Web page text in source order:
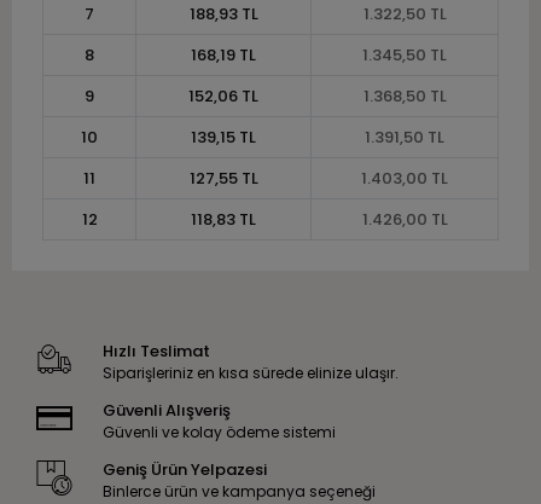
7
188,93 TL
1.322,50 TL
8
168,19 TL
1.345,50 TL
9
152,06 TL
1.368,50 TL
10
139,15 TL
1.391,50 TL
11
127,55 TL
1.403,00 TL
12
118,83 TL 1.426,00 TL
Hızlı Teslimat
Siparişleriniz en kısa sürede elinize ulaşır.
Güvenli Alışveriş
Güvenli ve kolay ödeme sistemi
Geniş Ürün Yelpazesi
Binlerce ürün ve kampanya seçeneği